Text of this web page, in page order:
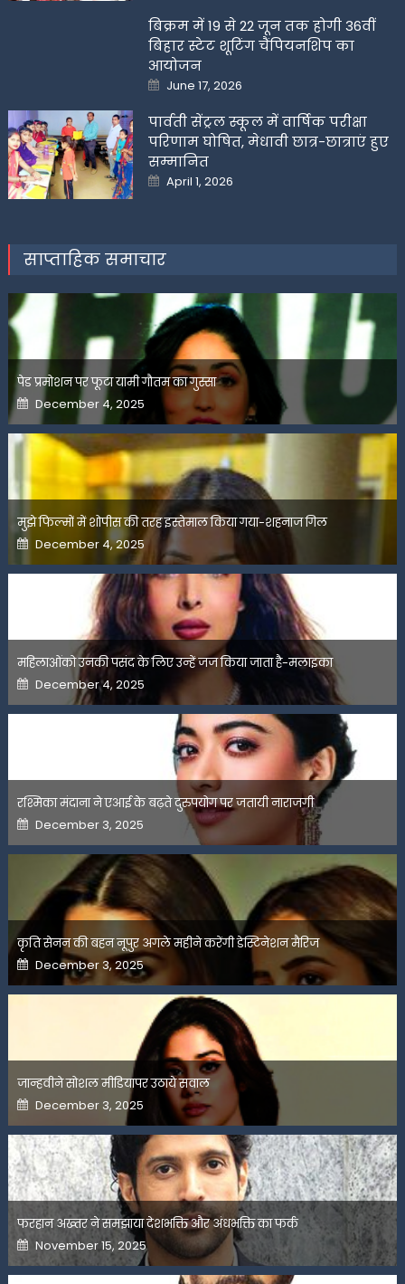
बिक्रम में 19 से 22 जून तक होगी 36वीं
बिहार स्टेट शूटिंग चैंपियनशिप का
आयोजन
Posted
on
June 17, 2026
पार्वती सेंट्रल स्कूल में वार्षिक परीक्षा
परिणाम घोषित, मेधावी छात्र-छात्राएं हुए
सम्मानित
Posted
on
April 1, 2026
साप्ताहिक समाचार
पेड प्रमोशन पर फूटा यामी गौतम का गुस्सा
Posted
on
December 4, 2025
मुझे फिल्मों में शोपीस की तरह इस्तेमाल किया गया-शहनाज गिल
Posted
on
December 4, 2025
महिलाओंको उनकी पसंद के लिए उन्हें जज किया जाता है-मलाइका
Posted
on
December 4, 2025
रश्मिका मंदाना ने एआई के बढ़ते दुरुपयोग पर जतायी नाराजगी
Posted
on
December 3, 2025
कृति सेनन की बहन नूपुर अगले महीने करेंगी डेस्टिनेशन मैरिज
Posted
on
December 3, 2025
जान्हवीने सोशल मीडियापर उठाये सवाल
Posted
on
December 3, 2025
फरहान अख्तर ने समझाया देशभक्ति और अंधभक्ति का फर्क
Posted
on
November 15, 2025